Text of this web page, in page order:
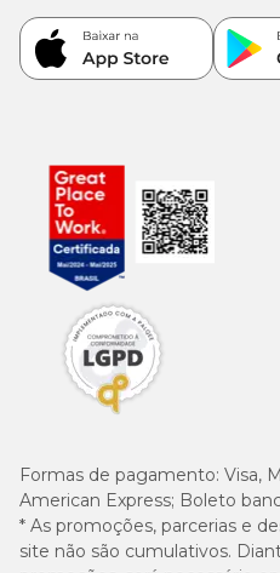
Formas de pagamento: Visa,
American Express; Boleto
* As promoções, parcerias e
site não são cumulativos.